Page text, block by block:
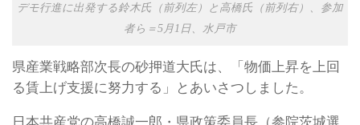
デモ行進に出発する鈴木氏（前列左）と高橋氏（前列右）、参加
者ら＝5月1日、水戸市
県産業戦略部次長の砂押道大氏は、「物価上昇を上回
る賃上げ支援に努力する」とあいさつしました。